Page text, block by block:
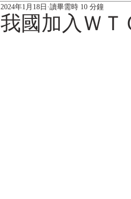
我國加入ＷＴ
2024年1月18日 讀畢需時 10 分鐘